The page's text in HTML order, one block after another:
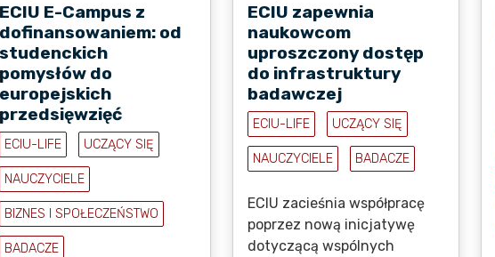
ECIU E-Campus z
dofinansowaniem: od
studenckich
pomysłów do
europejskich
przedsięwzięć
ECIU-LIFE UCZĄCY SIĘ
NAUCZYCIELE
BIZNES I SPOŁECZEŃSTWO
BADACZE
ECIU zapewnia
naukowcom
uproszczony dostęp
do infrastruktury
badawczej
ECIU-LIFE UCZĄCY SIĘ
NAUCZYCIELE BADACZE
ECIU zacieśnia współpracę
poprzez nową inicjatywę
dotyczącą wspólnych